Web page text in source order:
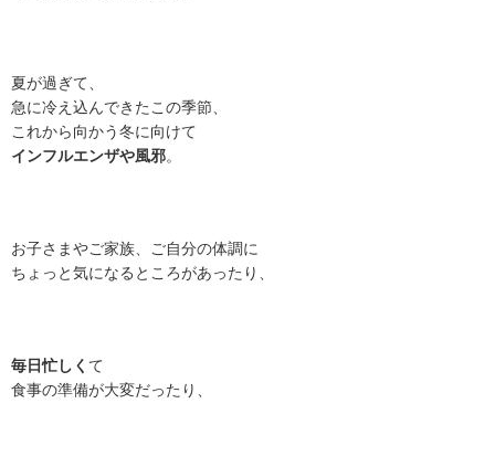
夏が過ぎて、
急に冷え込んできたこの季節、
これから向かう冬に向けて
インフルエンザや風邪。
お子さまやご家族、ご自分の体調に
ちょっと気になるところがあったり、
毎日忙しく て
食事の準備が大変だったり、